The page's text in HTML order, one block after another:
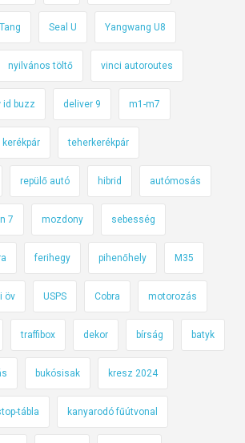
Tang Seal U Yangwang U8
nyilvános töltő vinci autoroutes
id buzz deliver 9 m1-m7
kerékpár teherkerékpár
repülő autó hibrid autómosás
7 mozdony sebesség
ferihegy pihenőhely M35
öv USPS Cobra motorozás
traffibox dekor bírság batyk
bukósisak kresz 2024
tábla kanyarodó fűútvonal